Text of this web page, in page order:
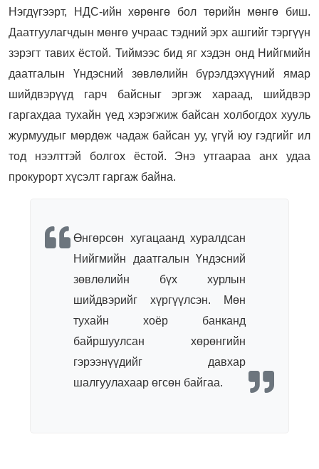
Нэгдүгээрт, НДС-ийн хөрөнгө бол төрийн мөнгө биш.
Даатгуулагчдын мөнгө учраас тэдний эрх ашгийг тэргүүн
зэрэгт тавих ёстой. Тиймээс бид яг хэдэн онд Нийгмийн
даатгалын Үндэсний зөвлөлийн бүрэлдэхүүний ямар
шийдвэрүүд гарч байсныг эргэж хараад, шийдвэр
гаргахдаа тухайн үед хэрэгжиж байсан холбогдох хууль
журмуудыг мөрдөж чадаж байсан уу, үгүй юу гэдгийг ил
тод нээлттэй болгох ёстой. Энэ утгаараа анх удаа
прокурорт хүсэлт гаргаж байна.
Өнгөрсөн хугацаанд хуралдсан
Нийгмийн даатгалын Үндэсний
зөвлөлийн бүх хурлын
шийдвэрийг хүргүүлсэн. Мөн
тухайн хоёр банканд
байршуулсан хөрөнгийн
гэрээнүүдийг давхар
шалгуулахаар өгсөн байгаа.